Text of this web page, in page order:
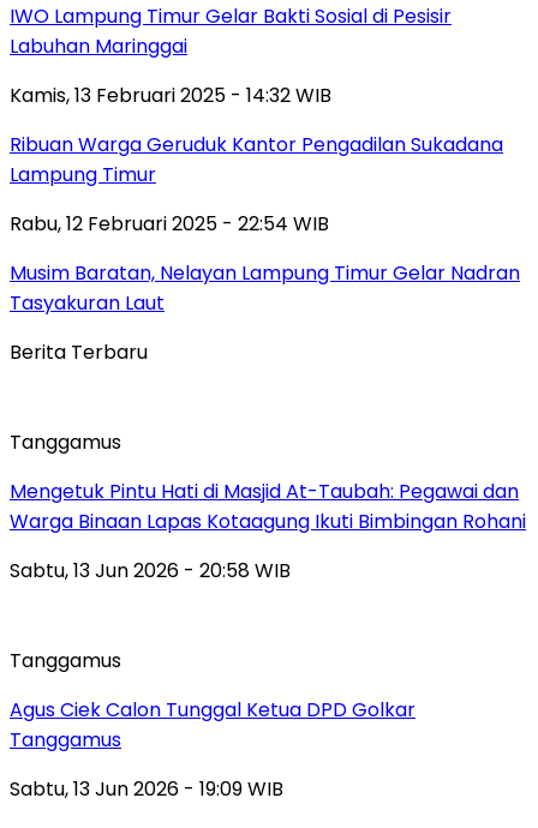
IWO Lampung Timur Gelar Bakti Sosial di Pesisir
Labuhan Maringgai
Kamis, 13 Februari 2025 - 14:32 WIB
Ribuan Warga Geruduk Kantor Pengadilan Sukadana
Lampung Timur
Rabu, 12 Februari 2025 - 22:54 WIB
Musim Baratan, Nelayan Lampung Timur Gelar Nadran
Tasyakuran Laut
Berita Terbaru
Tanggamus
Mengetuk Pintu Hati di Masjid At-Taubah: Pegawai dan
Warga Binaan Lapas Kotaagung Ikuti Bimbingan Rohani
Sabtu, 13 Jun 2026 - 20:58 WIB
Tanggamus
Agus Ciek Calon Tunggal Ketua DPD Golkar
Tanggamus
Sabtu, 13 Jun 2026 - 19:09 WIB